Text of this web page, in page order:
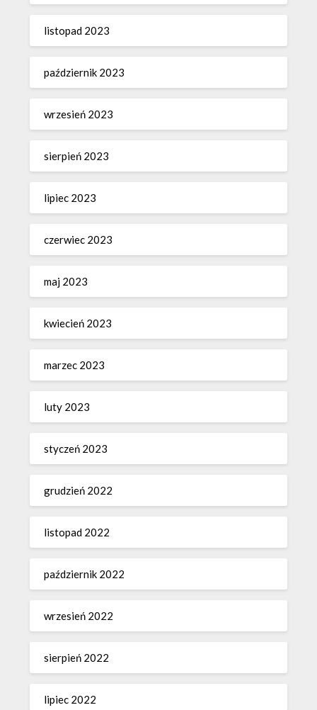
listopad 2023
październik 2023
wrzesień 2023
sierpień 2023
lipiec 2023
czerwiec 2023
maj 2023
kwiecień 2023
marzec 2023
luty 2023
styczeń 2023
grudzień 2022
listopad 2022
październik 2022
wrzesień 2022
sierpień 2022
lipiec 2022